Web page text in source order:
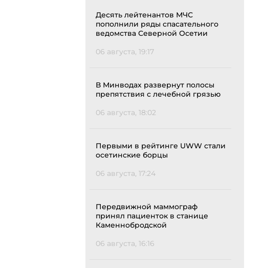
Десять лейтенантов МЧС
пополнили ряды спасательного
ведомства Северной Осетии
06 августа, 19:17
В Минводах развернут полосы
препятствия с лечебной грязью
06 августа, 18:02
Первыми в рейтинге UWW стали
осетинские борцы
06 августа, 17:24
Передвижной маммограф
принял пациенток в станице
Каменнобродской
06 августа, 16:16